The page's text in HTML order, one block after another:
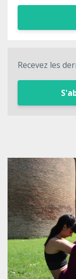
Recevez les